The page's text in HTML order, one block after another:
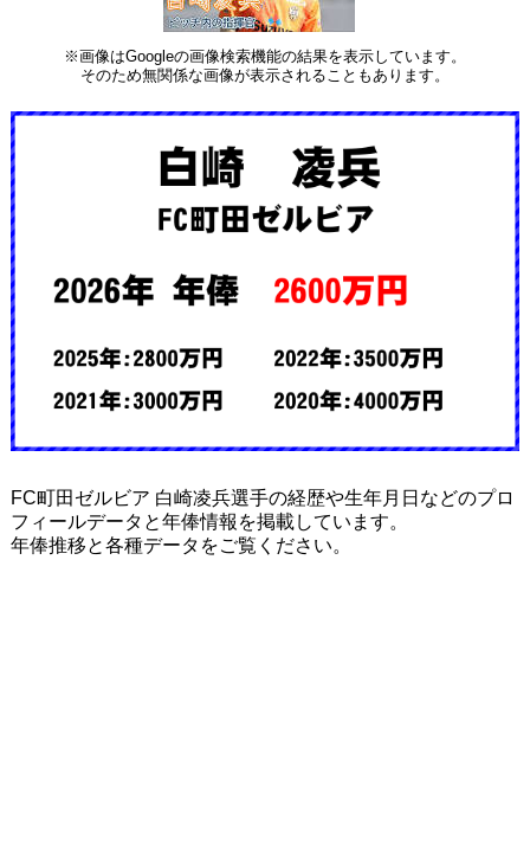
※画像はGoogleの画像検索機能の結果を表示しています。
そのため無関係な画像が表示されることもあります。
FC町田ゼルビア 白崎凌兵選手の経歴や生年月日などのプロ
フィールデータと年俸情報を掲載しています。
年俸推移と各種データをご覧ください。